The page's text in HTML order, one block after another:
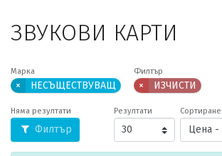
ЗВУКОВИ КАРТИ
Марка
× НЕСЪЩЕСТВУВАЩ
Филтър
× ИЗЧИСТИ
Няма резултати
Филтър
Резултати Сортиране